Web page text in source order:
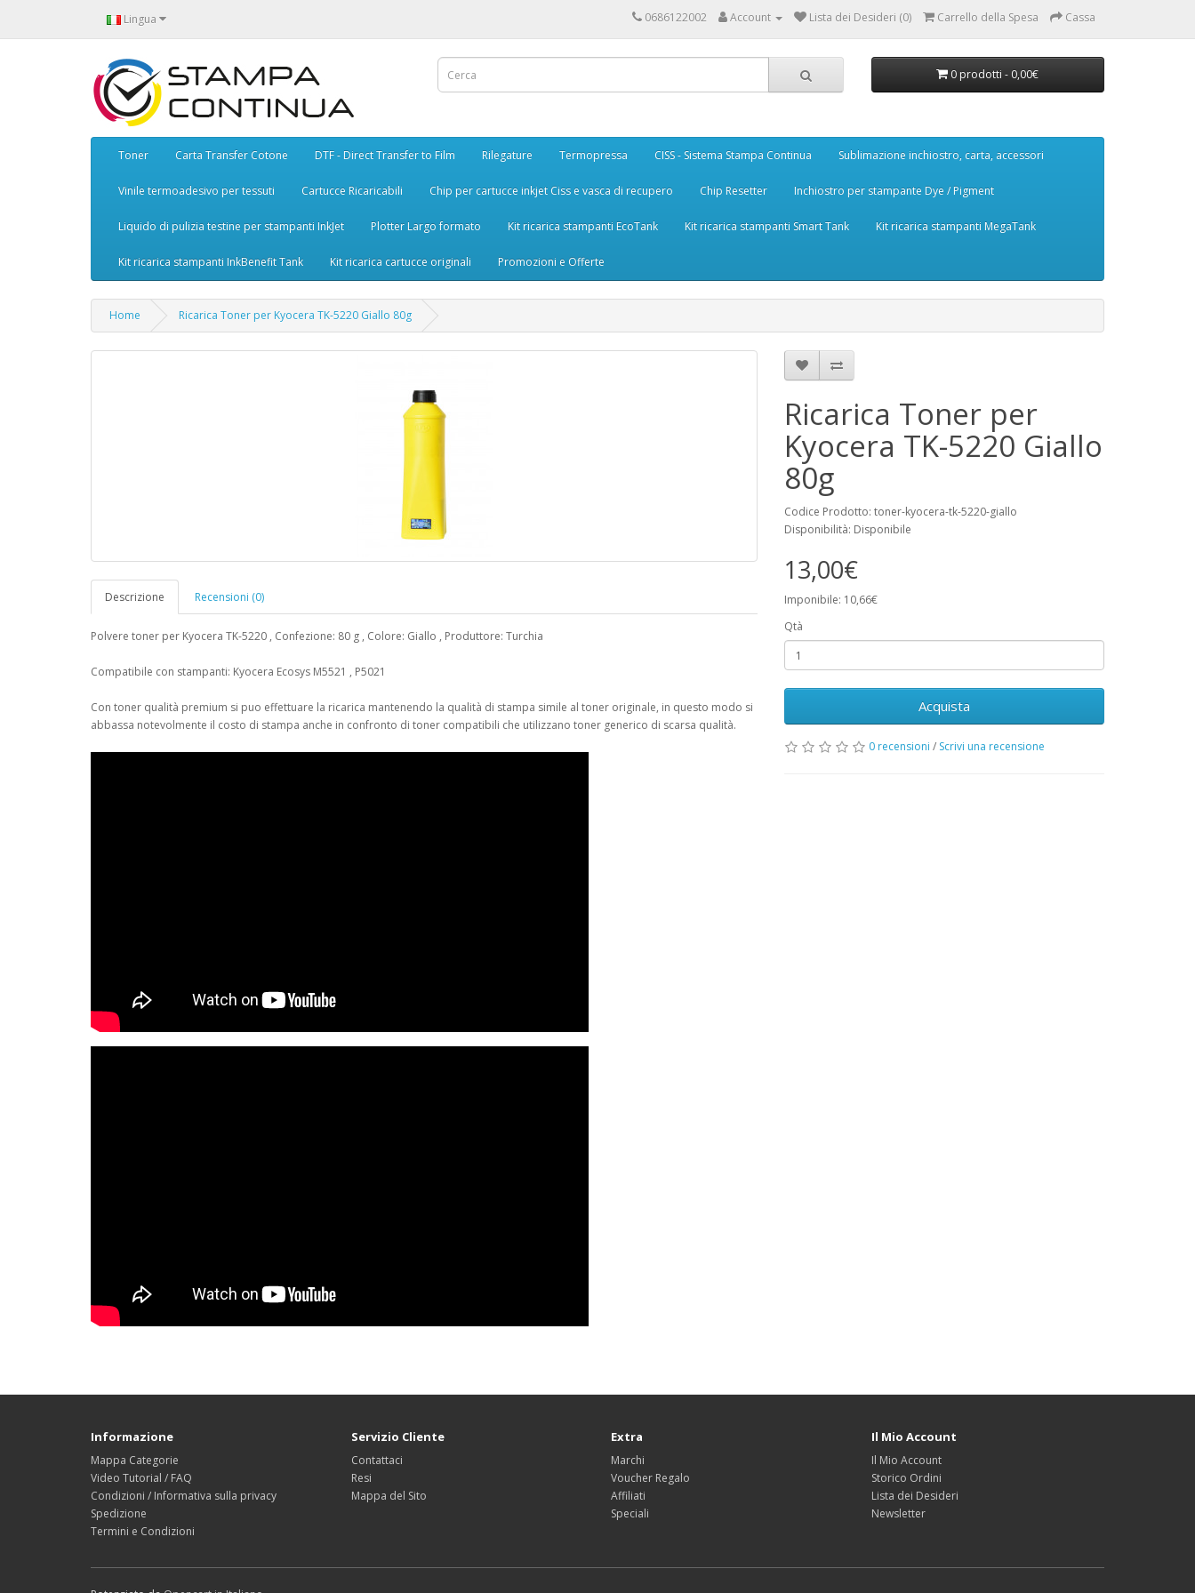
Lingua 0686122002 Account Lista dei Desideri (0) Carrello della Spesa Cassa
0 prodotti - 0,00€
Toner Carta Transfer Cotone DTF - Direct Transfer to Film Rilegature Termopressa CISS - Sistema Stampa Continua Sublimazione inchiostro, carta, accessori
Vinile termoadesivo per tessuti Cartucce Ricaricabili Chip per cartucce inkjet Ciss e vasca di recupero Chip Resetter Inchiostro per stampante Dye / Pigment
Liquido di pulizia testine per stampanti InkJet Plotter Largo formato Kit ricarica stampanti EcoTank Kit ricarica stampanti Smart Tank Kit ricarica stampanti MegaTank
Kit ricarica stampanti InkBenefit Tank Kit ricarica cartucce originali Promozioni e Offerte
Home Ricarica Toner per Kyocera TK-5220 Giallo 80g
Descrizione Recensioni (0)
Polvere toner per Kyocera TK-5220 , Confezione: 80 g , Colore: Giallo , Produttore: Turchia
Compatibile con stampanti: Kyocera Ecosys M5521 , P5021
Con toner qualità premium si puo effettuare la ricarica mantenendo la qualità di stampa simile al toner originale, in questo modo si
abbassa notevolmente il costo di stampa anche in confronto di toner compatibili che utilizzano toner generico di scarsa qualità.
Ricarica Toner per
Kyocera TK-5220 Giallo
80g
Codice Prodotto: toner-kyocera-tk-5220-giallo
Disponibilità: Disponibile
13,00€
Imponibile: 10,66€
Qtà
Acquista
0 recensioni / Scrivi una recensione
Informazione
Mappa Categorie
Video Tutorial / FAQ
Condizioni / Informativa sulla privacy
Spedizione
Termini e Condizioni
Servizio Cliente
Contattaci
Resi
Mappa del Sito
Extra
Marchi
Voucher Regalo
Affiliati
Speciali
Il Mio Account
Il Mio Account
Storico Ordini
Lista dei Desideri
Newsletter